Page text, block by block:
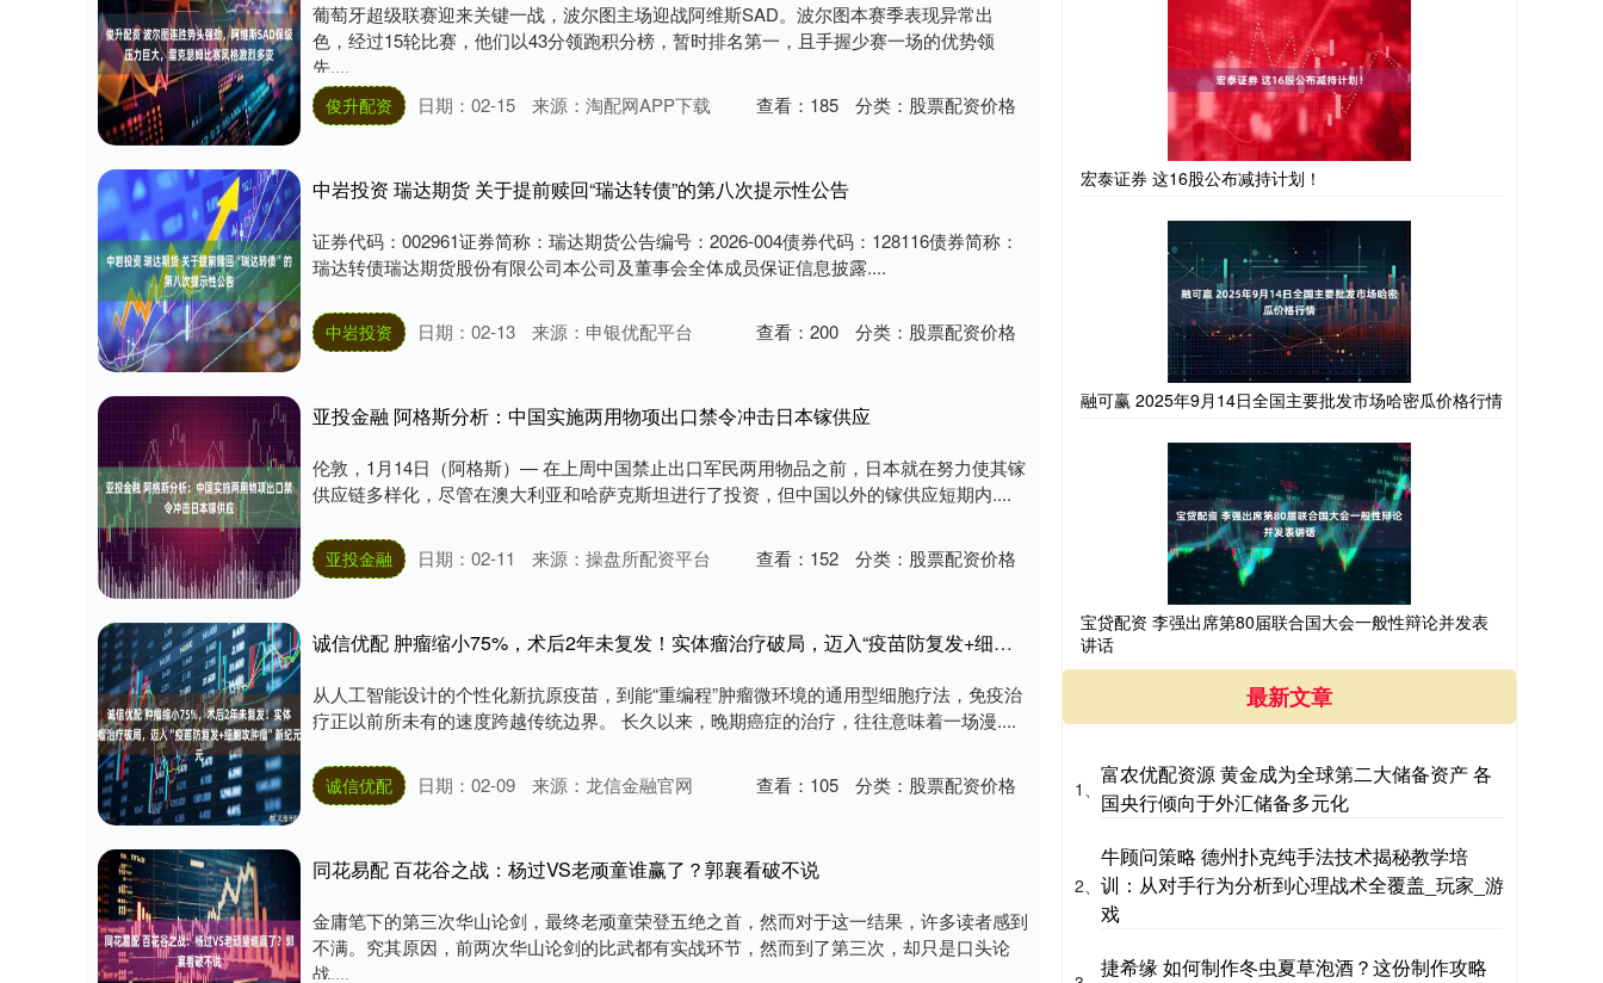
葡萄牙超级联赛迎来关键一战，波尔图主场迎战阿维斯SAD。波尔图本赛季表现异常出
色，经过15轮比赛，他们以43分领跑积分榜，暂时排名第一，且手握少赛一场的优势领
先....
俊升配资 日期：02-15 来源：淘配网APP下载 查看： 185 分类： 股票配资价格
中岩投资 瑞达期货 关于提前赎回“瑞达转债”的第八次提示性公告
证券代码：002961证券简称：瑞达期货公告编号：2026-004债券代码：128116债券简称：
瑞达转债瑞达期货股份有限公司本公司及董事会全体成员保证信息披露....
中岩投资 日期：02-13 来源：申银优配平台 查看： 200 分类： 股票配资价格
亚投金融 阿格斯分析：中国实施两用物项出口禁令冲击日本镓供应
伦敦，1月14日（阿格斯）— 在上周中国禁止出口军民两用物品之前，日本就在努力使其镓
供应链多样化，尽管在澳大利亚和哈萨克斯坦进行了投资，但中国以外的镓供应短期内....
亚投金融 日期：02-11 来源：操盘所配资平台 查看： 152 分类： 股票配资价格
诚信优配 肿瘤缩小75%，术后2年未复发！实体瘤治疗破局，迈入“疫苗防复发+细胞攻肿瘤”新纪元
从人工智能设计的个性化新抗原疫苗，到能“重编程”肿瘤微环境的通用型细胞疗法，免疫治
疗正以前所未有的速度跨越传统边界。 长久以来，晚期癌症的治疗，往往意味着一场漫....
诚信优配 日期：02-09 来源：龙信金融官网 查看： 105 分类： 股票配资价格
同花易配 百花谷之战：杨过VS老顽童谁赢了？郭襄看破不说
金庸笔下的第三次华山论剑，最终老顽童荣登五绝之首，然而对于这一结果，许多读者感到
不满。究其原因，前两次华山论剑的比武都有实战环节，然而到了第三次，却只是口头论
战....
宏泰证券 这16股公布减持计划！
融可赢 2025年9月14日全国主要批发市场哈密瓜价格行情
宝贷配资 李强出席第80届联合国大会一般性辩论并发表
讲话
最新文章
1、
富农优配资源 黄金成为全球第二大储备资产 各
国央行倾向于外汇储备多元化
2、
牛顾问策略 德州扑克纯手法技术揭秘教学培
训：从对手行为分析到心理战术全覆盖_玩家_游
戏
捷希缘 如何制作冬虫夏草泡酒？这份制作攻略